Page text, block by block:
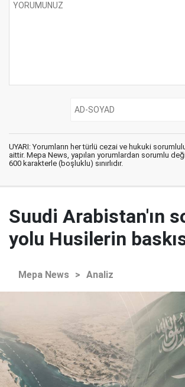
UYARI: Yorumların her türlü cezai ve hukuki
aittir. Mepa News, yapılan yorumlardan sorumlu
600 karakterle (boşluklu) sınırlıdır.
Suudi Arabistan'ın
yolu Husilerin
Mepa News > Analiz